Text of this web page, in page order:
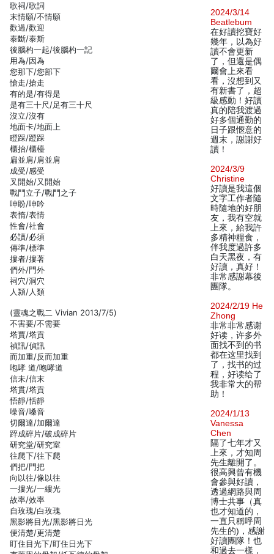
歌祠/歌詞
末情願/不情願
歡過/歡迎
泰斷/泰斯
後腦杓一起/後腦杓一記
用為/因為
您那下/您部下
愴走/搶走
有的是/有得是
是有三十尺/足有三十尺
沒立/沒有
地面卡/地面上
瞪踩/蹬踩
櫃抬/櫃檯
扁並肩/肩並肩
成受/感受
叉開始/又開始
戰鬥立子/戰鬥之子
呻盼/呻吟
表惰/表情
性會/社會
必讀/必須
傳準/標準
摟者/摟著
們外/門外
祠穴/洞穴
人潁/人類
(靈魂之戰二 Vivian 2013/7/5)
不害要/不需要
塔賈/塔貢
禎訊/偵訊
而加重/反而加重
咆哮 道/咆哮道
信未/信末
塔貫/塔貢
悟靜/恬靜
噪音/嗓音
切爾達/加爾達
踤成碎片/破成碎片
研究堂/研究室
往爬下/往下爬
們把/門把
向以往/像以往
一摟光/一縷光
故率/效率
自玫瑰/白玫瑰
黑影將目光/黑影將日光
便清楚/更清楚
盯住目光下/盯住日光下
2024/3/14
Beatlebum
在好讀挖寶好
幾年，以為好
讀不會更新
了，但還是偶
爾會上來看
看，沒想到又
有新書了，超
級感動！好讀
真的陪我渡過
好多個通勤的
日子跟愜意的
週末，謝謝好
讀！
2024/3/9
Christine
好讀是我這個
文字工作者隨
時隨地的好朋
友，我有空就
上來，給我許
多精神糧食，
伴我度過許多
白天黑夜，有
好讀，真好！
非常感謝幕後
團隊。
2024/2/19 He
Zhong
非常非常感谢
好读，许多外
面找不到的书
都在这里找到
了，找书的过
程，好读给了
我非常大的帮
助！
2024/1/13
Vanessa
Chen
隔了七年才又
上來，才知周
先生離開了。
很高興曾有機
會參與好讀，
透過網路與周
博士共事（真
也才知道的，
一直只稱呼周
先生的)，感謝
好讀團隊！也
和過去一樣，